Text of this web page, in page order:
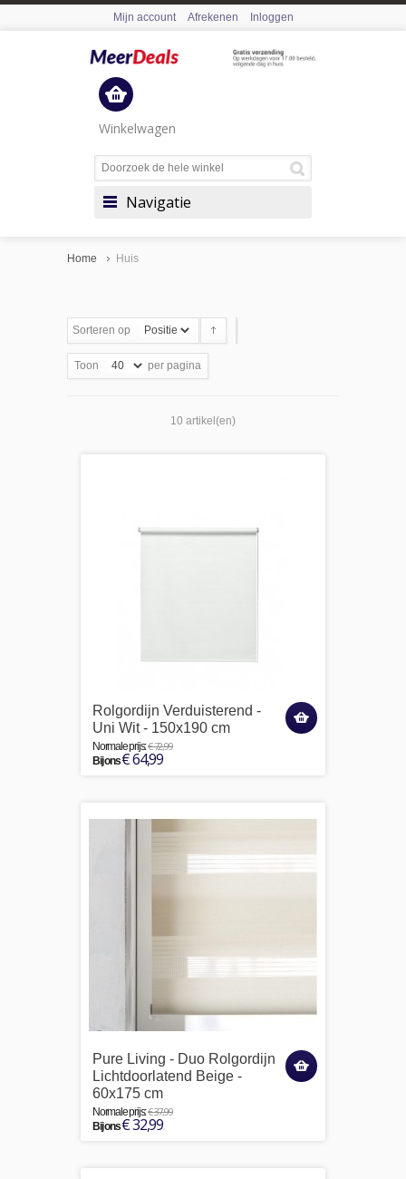
Mijn account Afrekenen Inloggen
Winkelwagen
Navigatie
Home Huis
Sorteren op
Toon per pagina
10 artikel(en)
Rolgordijn Verduisterend -
Uni Wit - 150x190 cm
Normale prijs:€ 72,99
Bij ons€ 64,99
Pure Living - Duo Rolgordijn
Lichtdoorlatend Beige -
60x175 cm
Normale prijs:€ 37,99
Bij ons€ 32,99